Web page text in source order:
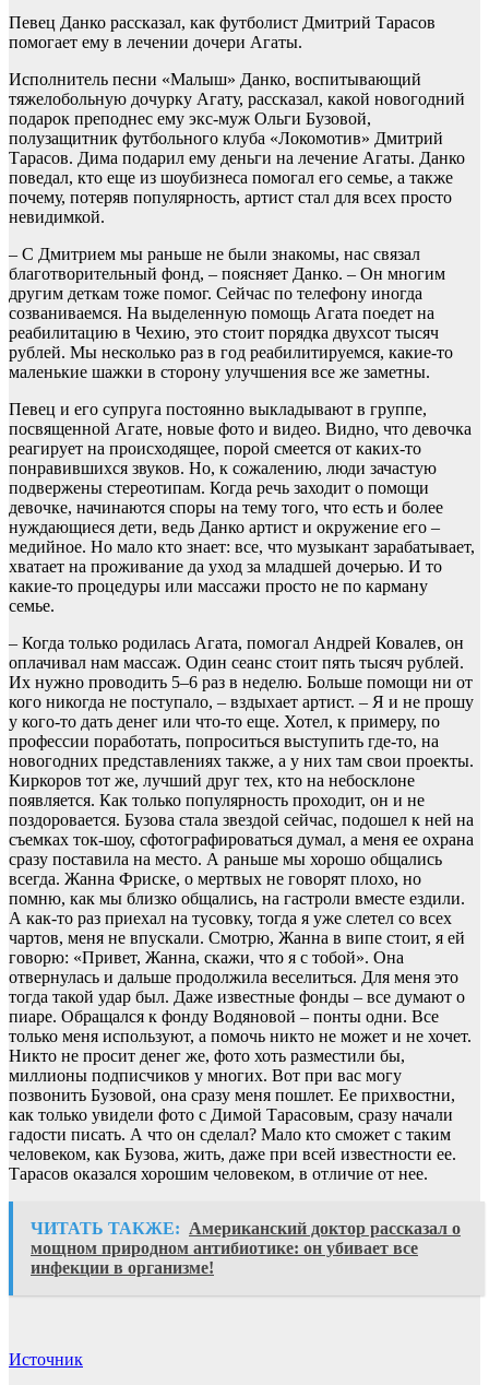
Певец Данко рассказал, как футболист Дмитрий Тарасов
помогает ему в лечении дочери Агаты.
Исполнитель песни «Малыш» Данко, воспитывающий
тяжелобольную дочурку Агату, рассказал, какой новогодний
подарок преподнес ему экс-муж Ольги Бузовой,
полузащитник футбольного клуба «Локомотив» Дмитрий
Тарасов. Дима подарил ему деньги на лечение Агаты. Данко
поведал, кто еще из шоубизнеса помогал его семье, а также
почему, потеряв популярность, артист стал для всех просто
невидимкой.
– С Дмитрием мы раньше не были знакомы, нас связал
благотворительный фонд, – поясняет Данко. – Он многим
другим деткам тоже помог. Сейчас по телефону иногда
созваниваемся. На выделенную помощь Агата поедет на
реабилитацию в Чехию, это стоит порядка двухсот тысяч
рублей. Мы несколько раз в год реабилитируемся, какие-то
маленькие шажки в сторону улучшения все же заметны.
Певец и его супруга постоянно выкладывают в группе,
посвященной Агате, новые фото и видео. Видно, что девочка
реагирует на происходящее, порой смеется от каких-то
понравившихся звуков. Но, к сожалению, люди зачастую
подвержены стереотипам. Когда речь заходит о помощи
девочке, начинаются споры на тему того, что есть и более
нуждающиеся дети, ведь Данко артист и окружение его –
медийное. Но мало кто знает: все, что музыкант зарабатывает,
хватает на проживание да уход за младшей дочерью. И то
какие-то процедуры или массажи просто не по карману
семье.
– Когда только родилась Агата, помогал Андрей Ковалев, он
оплачивал нам массаж. Один сеанс стоит пять тысяч рублей.
Их нужно проводить 5–6 раз в неделю. Больше помощи ни от
кого никогда не поступало, – вздыхает артист. – Я и не прошу
у кого-то дать денег или что-то еще. Хотел, к примеру, по
профессии поработать, попроситься выступить где-то, на
новогодних представлениях также, а у них там свои проекты.
Киркоров тот же, лучший друг тех, кто на небосклоне
появляется. Как только популярность проходит, он и не
поздоровается. Бузова стала звездой сейчас, подошел к ней на
съемках ток-шоу, сфотографироваться думал, а меня ее охрана
сразу поставила на место. А раньше мы хорошо общались
всегда. Жанна Фриске, о мертвых не говорят плохо, но
помню, как мы близко общались, на гастроли вместе ездили.
А как-то раз приехал на тусовку, тогда я уже слетел со всех
чартов, меня не впускали. Смотрю, Жанна в випе стоит, я ей
говорю: «Привет, Жанна, скажи, что я с тобой». Она
отвернулась и дальше продолжила веселиться. Для меня это
тогда такой удар был. Даже известные фонды – все думают о
пиаре. Обращался к фонду Водяновой – понты одни. Все
только меня используют, а помочь никто не может и не хочет.
Никто не просит денег же, фото хоть разместили бы,
миллионы подписчиков у многих. Вот при вас могу
позвонить Бузовой, она сразу меня пошлет. Ее прихвостни,
как только увидели фото с Димой Тарасовым, сразу начали
гадости писать. А что он сделал? Мало кто сможет с таким
человеком, как Бузова, жить, даже при всей известности ее.
Тарасов оказался хорошим человеком, в отличие от нее.
ЧИТАТЬ ТАКЖЕ: Американский доктор рассказал о
мощном природном антибиотике: он убивает все
инфекции в организме!
Источник